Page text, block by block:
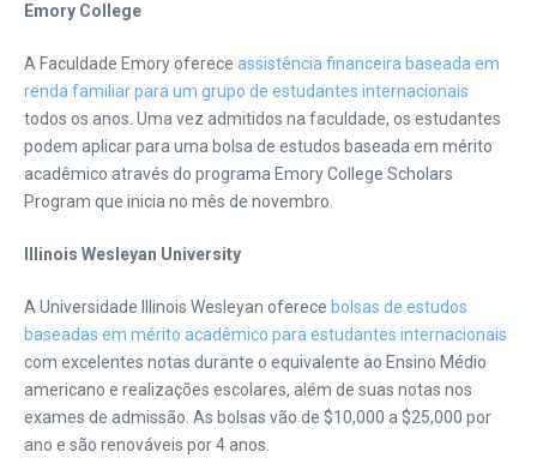
Emory College
A Faculdade Emory oferece assistência financeira baseada em
renda familiar para um grupo de estudantes internacionais
todos os anos. Uma vez admitidos na faculdade, os estudantes
podem aplicar para uma bolsa de estudos baseada em mérito
acadêmico através do programa Emory College Scholars
Program que inicia no mês de novembro.
Illinois Wesleyan University
A Universidade Illinois Wesleyan oferece bolsas de estudos
baseadas em mérito acadêmico para estudantes internacionais
com excelentes notas durante o equivalente ao Ensino Médio
americano e realizações escolares, além de suas notas nos
exames de admissão. As bolsas vão de $10,000 a $25,000 por
ano e são renováveis por 4 anos.